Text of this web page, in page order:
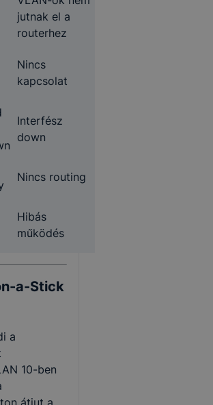
jutnak el a
routerhez
Nincs
kapcsolat
Interfész
down
Nincs routing
Hibás
működés
a-Stick
a
10-ben
átjut a